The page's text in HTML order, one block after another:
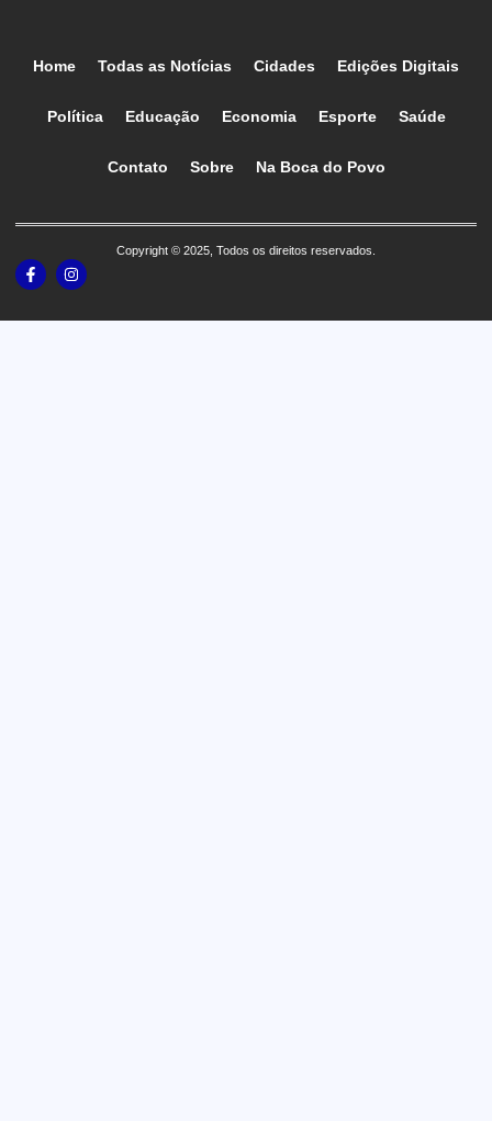
Home Todas as Notícias Cidades Edições Digitais
Política Educação Economia Esporte Saúde
Contato Sobre Na Boca do Povo
Copyright © 2025, Todos os direitos reservados.